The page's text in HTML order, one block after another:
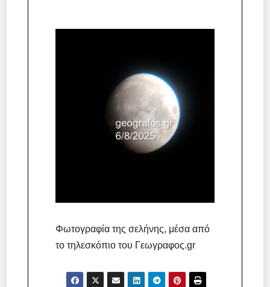
Φωτογραφία της σελήνης, μέσα από
το τηλεσκόπιο του Γεωγραφος.gr